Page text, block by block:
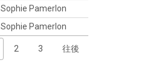
Sophie Pamerlon
Sophie Pamerlon
2 3 往後